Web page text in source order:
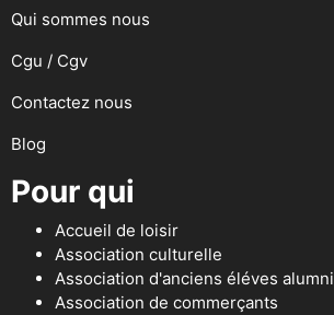
Qui sommes nous
Cgu / Cgv
Contactez nous
Blog
Pour qui
Accueil de loisir
Association culturelle
Association d'anciens éléves alumni
Association de commerçants